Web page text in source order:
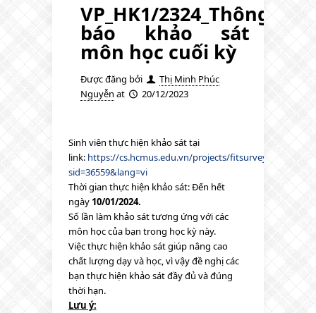
VP_HK1/2324_Thông
báo khảo sát
môn học cuối kỳ
Được đăng bởi
Thị Minh Phúc
Nguyễn at 20/12/2023
Sinh viên thực hiện khảo sát tại
link: https://cs.hcmus.edu.vn/projects/fitsurvey/
sid=36559&lang=vi
Thời gian thực hiện khảo sát: Đến hết
ngày10/01/2024.
Số lần làm khảo sát tương ứng với các
môn học của bạn trong học kỳ này.
Việc thực hiện khảo sát giúp nâng cao
chất lượng dạy và học, vì vậy đề nghị các
bạn thực hiện khảo sát đầy đủ và đúng
thời hạn.
Lưu ý: